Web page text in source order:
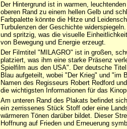
Der Hintergrund ist in warmen,
oberen Rand zu einem hellen Gelb und
Farbpalette könnte die Hitze und
Turbulenzen der Geschichte
und spritzig, was die visuelle
von Bewegung und Energie erzeugt.
Der Filmtitel "MILAGRO" ist in großen,
platziert, was ihm eine starke Präsenz
Spielfilm aus den USA". Der deutsche
Blau aufgeteilt, wobei "Der Krieg" und "im
Namen des Regisseurs Robert Redford
die wichtigsten Informationen für das
Am unteren Rand des Plakats befindet
ein zerrissenes Stück Stoff oder eine
wärmeren Tönen darüber bildet. Dieser
Hoffnung auf Frieden und Erneuerung